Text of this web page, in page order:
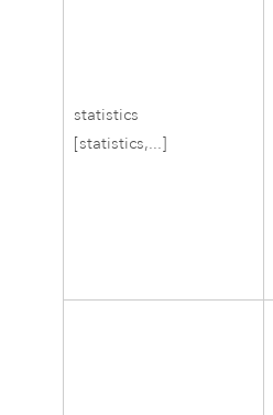
statistics
[statistics,...]